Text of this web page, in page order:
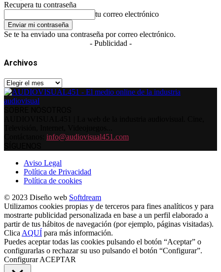
Recupera tu contraseña
tu correo electrónico
Se te ha enviado una contraseña por correo electrónico.
- Publicidad -
Archivos
Archivos
info@audiovisual451.com
Aviso Legal
Política de Privacidad
Política de cookies
© 2023 Diseño web Softdream
Utilizamos cookies propias y de terceros para fines analíticos y para
mostrarte publicidad personalizada en base a un perfil elaborado a
partir de tus hábitos de navegación (por ejemplo, páginas visitadas).
Clica AQUÍ para más información.
Puedes aceptar todas las cookies pulsando el botón “Aceptar” o
configurarlas o rechazar su uso pulsando el botón “Configurar”.
Configurar ACEPTAR